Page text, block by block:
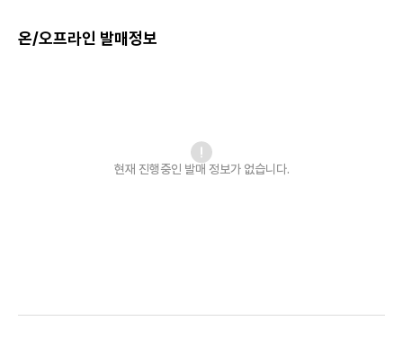
온/오프라인 발매정보
현재 진행중인 발매 정보가 없습니다.